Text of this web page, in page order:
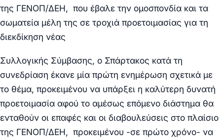
της ΓΕΝΟΠ/ΔΕΗ, που έβαλε την ομοσπονδία και τα
σωματεία μέλη της σε τροχιά προετοιμασίας για τη
διεκδίκηση νέας
Συλλογικής Σύμβασης, ο Σπάρτακος κατά τη
συνεδρίαση έκανε μία πρώτη ενημέρωση σχετικά με
το θέμα, προκειμένου να υπάρξει η καλύτερη δυνατή
προετοιμασία αφού το αμέσως επόμενο διάστημα θα
ενταθούν οι επαφές και οι διαβουλεύσεις στο πλαίσιο
της ΓΕΝΟΠ/ΔΕΗ, προκειμένου -σε πρώτο χρόνο- να